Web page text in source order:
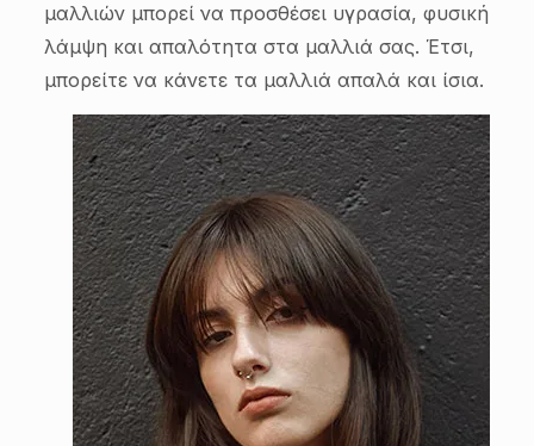
μαλλιών μπορεί να προσθέσει υγρασία, φυσική
λάμψη και απαλότητα στα μαλλιά σας. Έτσι,
μπορείτε να κάνετε τα μαλλιά απαλά και ίσια.